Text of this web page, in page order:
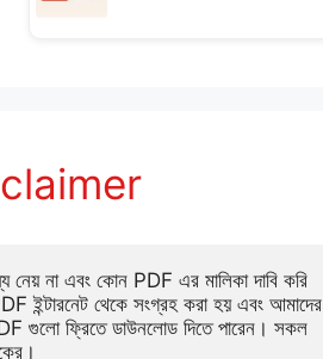
না এবং কোন PDF এর মালিকা দাবি করি
ইন্টারনেট থেকে সংগ্রহ করা হয় এবং আমাদের
গুলো ফ্রিতে ডাউনলোড দিতে পারেন। সকল